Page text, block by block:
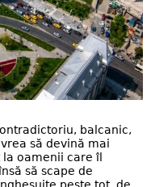
balcanic,
să devină mai
oamenii care îl
să scape de
peste tot, de